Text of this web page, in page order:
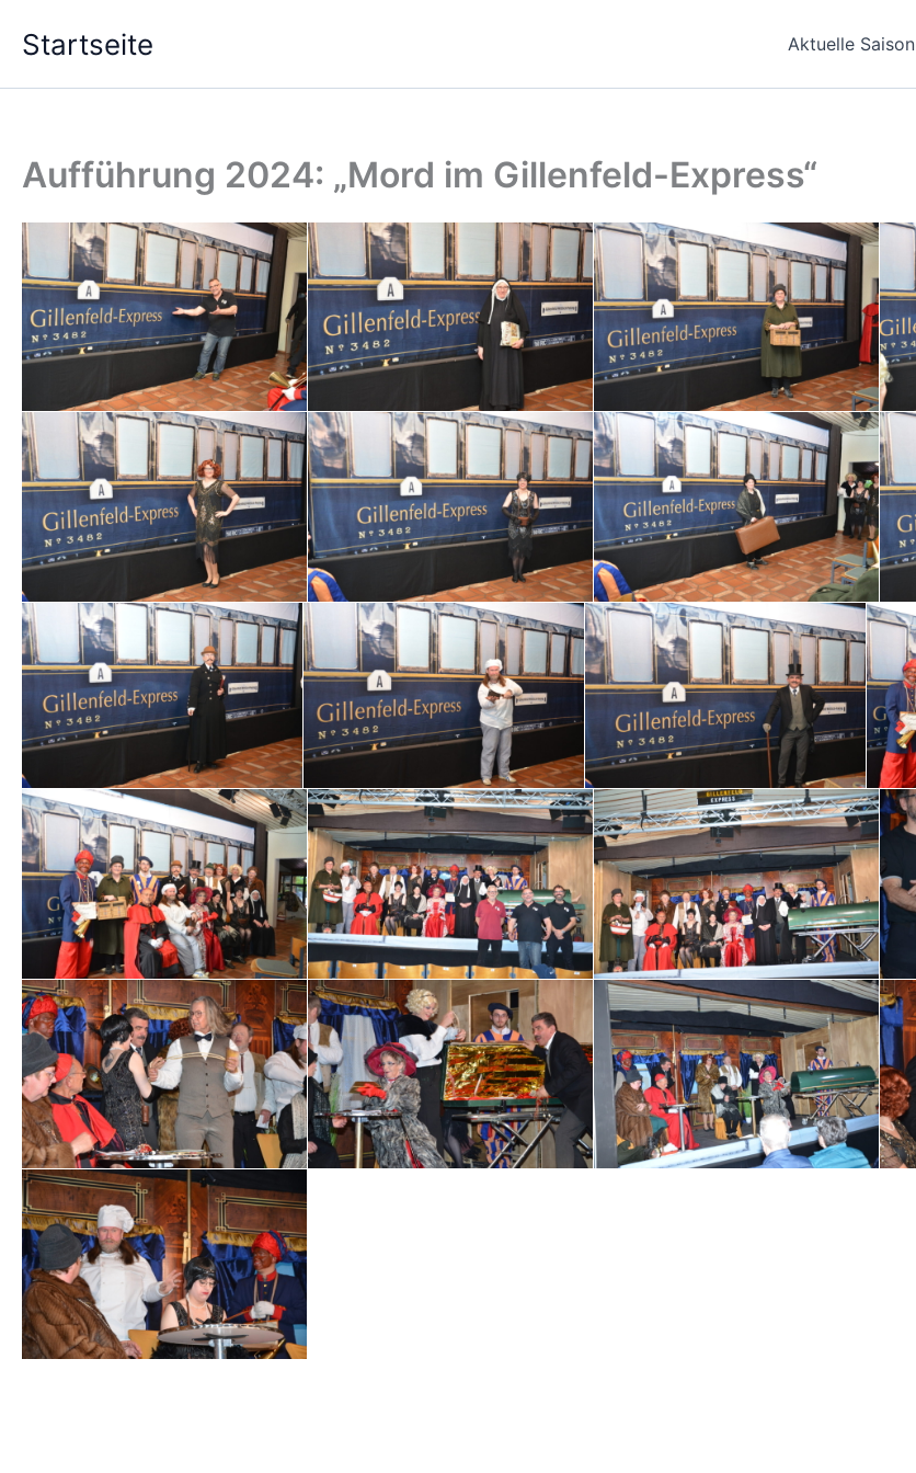
InhaltStartseite Aktuelle Saison
Aufführung 2024: „Mord im Gillenfeld-Express“